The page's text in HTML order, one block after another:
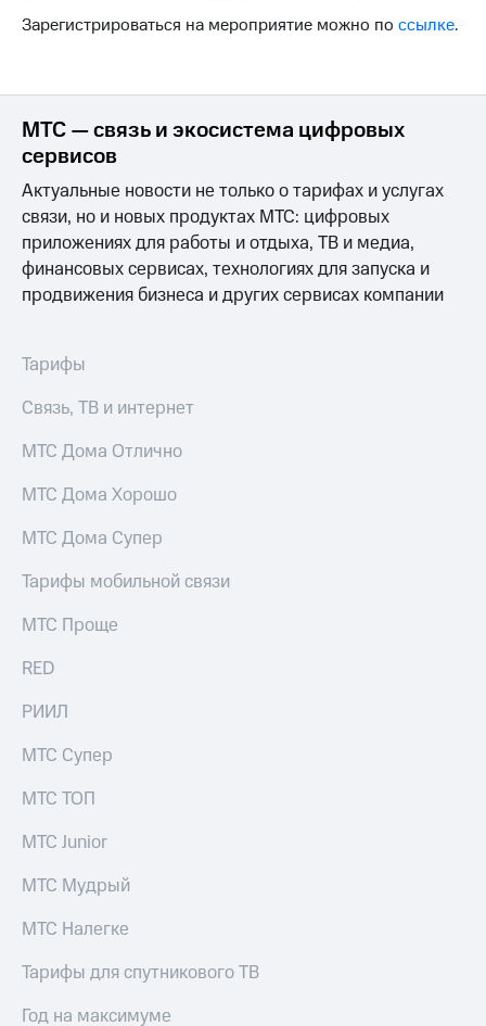
приобретения
Рынок
облигаций
Описание
Еврооблигации-2023
Уведомление
о
погашении
именных
Реквизиты
Контакты
развитие
деловая этика
На главную
Зарегистрироваться на мероприятие можно по ссылке.
МТС — связь и экосистема цифровых
сервисов
Актуальные новости не только о тарифах и услугах
связи, но и новых продуктах МТС: цифровых
приложениях для работы и отдыха, ТВ и медиа,
финансовых сервисах, технологиях для запуска и
продвижения бизнеса и других сервисах компании
Тарифы
Связь, ТВ и интернет
МТС Дома Отлично
МТС Дома Хорошо
МТС Дома Супер
Тарифы мобильной связи
МТС Проще
RED
РИИЛ
МТС Супер
МТС ТОП
МТС Junior
МТС Мудрый
МТС Налегке
Тарифы для спутникового ТВ
Год на максимуме